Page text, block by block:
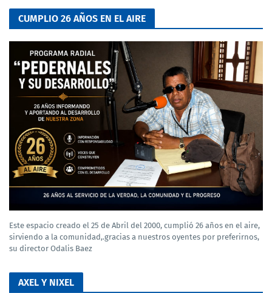
CUMPLIO 26 AÑOS EN EL AIRE
Este espacio creado el 25 de Abril del 2000, cumplió 26 años en el aire,
sirviendo a la comunidad,.gracias a nuestros oyentes por preferirnos,
su director Odalis Baez
AXEL Y NIXEL